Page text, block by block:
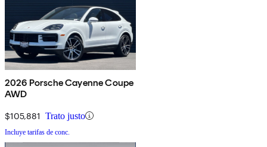
2026 Porsche Cayenne Coupe
AWD
$105,881 Trato justo
Incluye tarifas de conc.